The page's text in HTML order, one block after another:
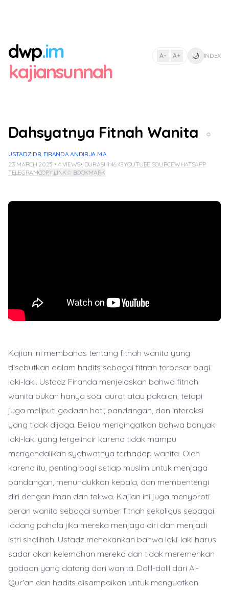
dwp.im
kajiansunnah
A- | A+ 🌙 INDEX
Dahsyatnya Fitnah Wanita ○
USTADZ DR. FIRANDA ANDIRJA M.A.
23 MARCH 2025 • 4 VIEWS• DURASI: 1:46:43YOUTUBE SOURCEWHATSAPP
TELEGRAMCOPY LINK☆ BOOKMARK
Kajian ini membahas tentang fitnah wanita yang
disebutkan dalam hadits sebagai fitnah terbesar bagi
laki-laki. Ustadz Firanda menjelaskan bahwa fitnah
wanita bukan hanya soal aurat atau pakaian, tetapi
juga meliputi godaan hati, pandangan, dan interaksi
yang tidak dijaga. Beliau mengingatkan bahwa banyak
laki-laki yang tergelincir karena tidak mampu
mengendalikan syahwatnya terhadap wanita. Oleh
karena itu, penting bagi setiap muslim untuk menjaga
pandangan, menundukkan kepala, dan membentengi
diri dengan iman dan takwa. Kajian ini juga menyoroti
peran wanita sebagai sumber fitnah sekaligus sebagai
ladang pahala jika mereka menjaga diri dan menjadi
istri shalihah. Ustadz menekankan bahwa laki-laki harus
sadar akan kelemahan mereka dan tidak meremehkan
godaan yang datang dari wanita. Dalil-dalil dari Al-
Qur'an dan hadits disampaikan untuk menguatkan